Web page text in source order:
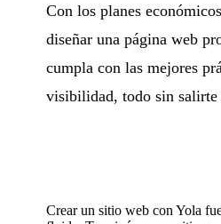
Con los planes
diseñar una página web
cumpla con las mejores
visibilidad, todo sin salirte
Crear un sitio web con Yola